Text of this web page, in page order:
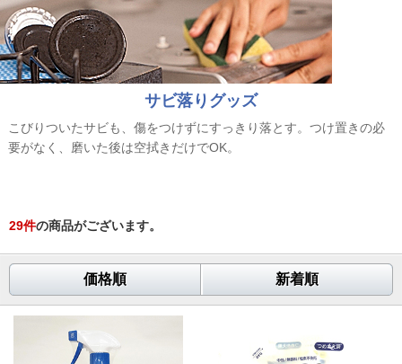
サビ落りグッズ
こびりついたサビも、傷をつけずにすっきり落とす。つけ置きの必
要がなく、磨いた後は空拭きだけでOK。
29件の商品がございます。
価格順 新着順
日 月 火 水 木 金
2
3 4 5 6 7
9
10 11 12 13 14
18 19 20
23
24 25 26 27 28
29
30
31
1
6
7 8 9 10 11
12
14 18
20
21 22 23 24 25
26